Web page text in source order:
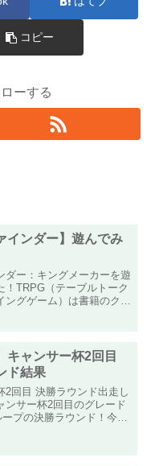
コピー
ーする
インダー】遊んでみ
ダー：キングメーカーを遊
！TRPG（テーブルトーク
ングゲーム）は書籍のクリ
入、遊んでみ...
キャンサー杯2回目
ド結果
2回目 決勝ラウンド出走し
ンサー杯2回目のグレード
ープの決勝ラウンド！今回